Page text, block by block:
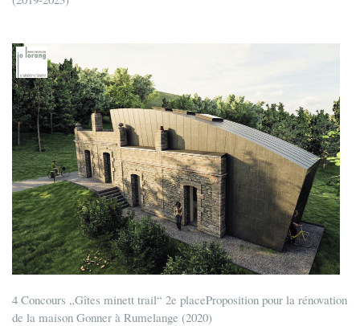
4 Concours „Gîtes minett trail“ 2e placeProposition pour la rénovation
de la maison Gonner à Rumelange (2020)